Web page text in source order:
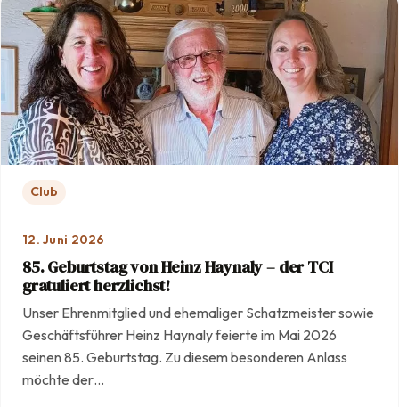
Club
12. Juni 2026
85. Geburtstag von Heinz Haynaly – der TCI
gratuliert herzlichst!
Unser Ehrenmitglied und ehemaliger Schatzmeister sowie
Geschäftsführer Heinz Haynaly feierte im Mai 2026
seinen 85. Geburtstag. Zu diesem besonderen Anlass
möchte der…